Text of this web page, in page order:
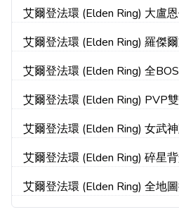
艾爾登法環 (Elden Ring) 大盧
艾爾登法環 (Elden Ring) 羅傑
艾爾登法環 (Elden Ring) 全
艾爾登法環 (Elden Ring) PVP
艾爾登法環 (Elden Ring) 女武
艾爾登法環 (Elden Ring) 碎星
艾爾登法環 (Elden Ring) 全地
收集攻略 part5